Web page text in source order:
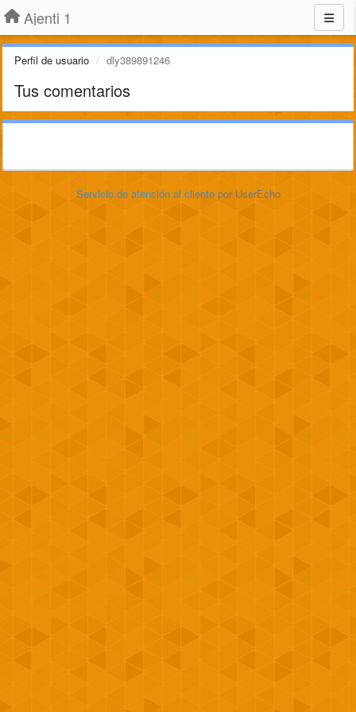
Ajenti 1
Perfil de usuario dly389891246
Tus comentarios
Servicio de atención al cliente por UserEcho